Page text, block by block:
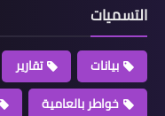
التسميات
بيانات تقارير
خواطر بالعامية